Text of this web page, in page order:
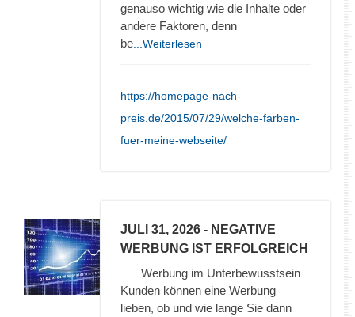
genauso wichtig wie die Inhalte oder
andere Faktoren, denn
be ...Weiterlesen
https://homepage-nach-
preis.de/2015/07/29/welche-farben-
fuer-meine-webseite/
JULI 31, 2026 - NEGATIVE
WERBUNG IST ERFOLGREICH
Werbung im Unterbewusstsein
Kunden können eine Werbung
lieben, ob und wie lange Sie dann